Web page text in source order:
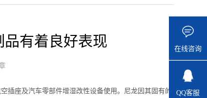
有着良好表现
插座及汽车零部件增湿改性设备使用。尼龙因其固有的
在线咨询
QQ客服